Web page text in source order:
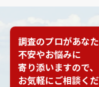
調査のプロがあな
不安やお悩みに
寄り添いますので、
お気軽にご相談く